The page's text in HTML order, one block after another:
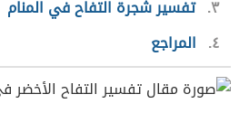
٣ تفسير شجرة التفاح في المنام
٤
المراجع